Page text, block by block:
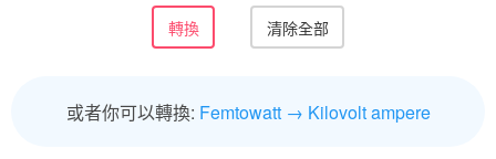
或者你可以轉換: Femtowatt → Kilovolt ampere